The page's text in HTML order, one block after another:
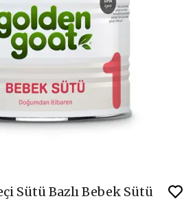
Sütü Bazlı Bebek Sütü